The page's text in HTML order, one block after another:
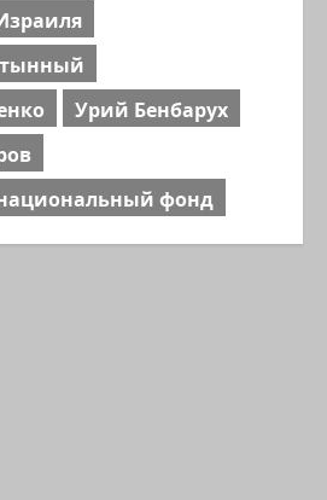
Урий Бенбарух
фонд